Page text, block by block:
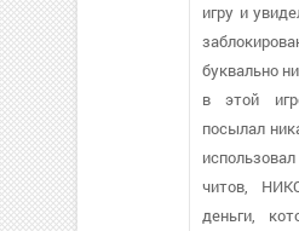
игру и
буквально
в этой
посылал
читов,
деньги,